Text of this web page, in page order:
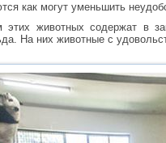
как могут уменьшить
этих животных содержат в
На них животные с